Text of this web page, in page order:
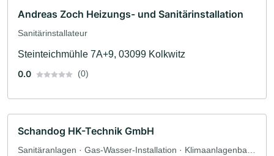
Andreas Zoch Heizungs- und Sanitärinstallation
Sanitärinstallateur
Steinteichmühle 7A+9, 03099 Kolkwitz
0.0
(0)
Schandog HK-Technik GmbH
Sanitäranlagen · Gas-Wasser-Installation · Klimaanlagenbau